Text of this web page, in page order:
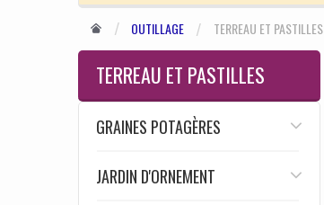
OUTILLAGE TERREAU ET PASTILLES
TERREAU ET PASTILLES
GRAINES POTAGÈRES
JARDIN D'ORNEMENT